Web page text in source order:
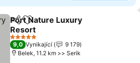
SdíletPřidat na seznam oblíbených
Port Nature Luxury
Resort
Ukázat ceny
5 Počet hvězdiček
9,0 Vynikající
9 179
Belek, 11.2 km >> Serik